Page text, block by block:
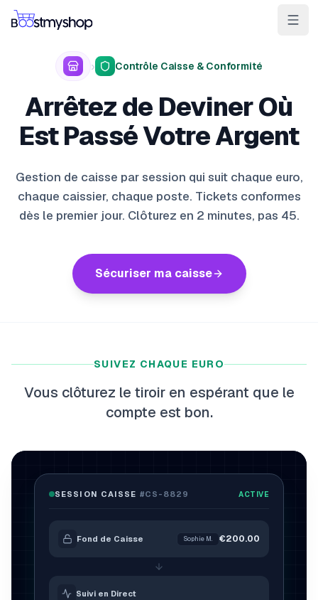
Pour les vendeurs Pour les 3PL
Expédier & Picker
Gagner la BuyBox
IA e-commerce
ContactCas clientsRessourcesIntégrationsPartenairesDocs
myPricing
myWebPOS
EN Démo
› Contrôle Caisse & Conformité
Arrêtez de Deviner Où
Est Passé Votre Argent
Gestion de caisse par session qui suit chaque euro,
chaque caissier, chaque poste. Tickets conformes
dès le premier jour. Clôturez en 2 minutes, pas 45.
Sécuriser ma caisse
SUIVEZ CHAQUE EURO
Vous clôturez le tiroir en espérant que le
compte est bon.
SESSION CAISSE #CS-8829
ACTIVE
Fond de Caisse Sophie M. €200.00
Suivi en Direct